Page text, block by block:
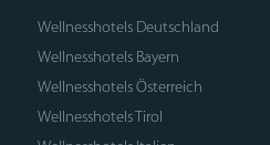
Wellnesshotels Deutschland
Wellnesshotels Bayern
Wellnesshotels Österreich
Wellnesshotels Tirol